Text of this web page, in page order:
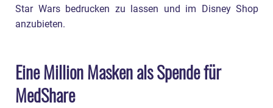
Star Wars bedrucken zu lassen und im Disney Shop
anzubieten.
Eine Million Masken als Spende für
MedShare